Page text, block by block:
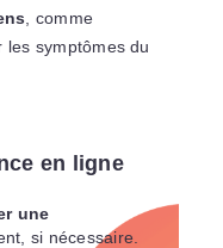
, comme
les symptômes du
en ligne
une
si nécessaire.